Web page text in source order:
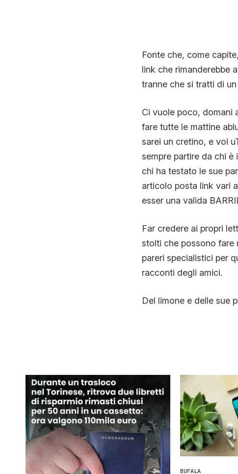
Fonte che, come
link che rimanderebbe
tranne che si tratti di
Ci vuole poco, domani
fare tutte le mattine
sarei un cretino, e voi
sempre partire da chi
chi ha testato le sue
articolo posta link vari
esser una valida
Far credere ai propri
stolti che possono fare
pareri specialistici per
racconti degli amici.
Del limone e delle sue
BUFALA